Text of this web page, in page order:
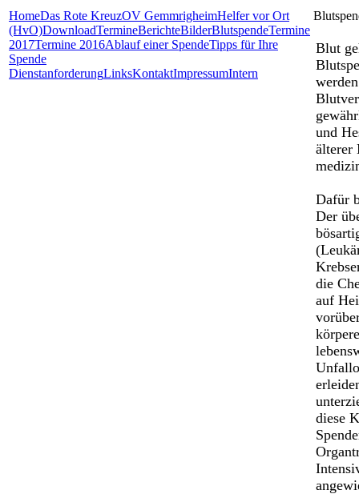
HomeDas Rote KreuzOV GemmrigheimHelfer vor Ort
(HvO)DownloadTermineBerichteBilderBlutspendeTermine
2017Termine 2016Ablauf einer SpendeTipps für Ihre
Spende
DienstanforderungLinksKontaktImpressumIntern
Blut
und
älterer
Dafür
Der
die
auf
diese